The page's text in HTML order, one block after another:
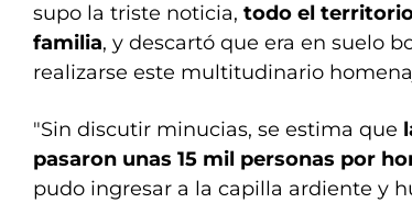
supo la triste noticia, todo el
familia, y descartó que era en suelo
realizarse este multitudinario
"Sin discutir minucias, se estima que
pasaron unas 15 mil personas por
pudo ingresar a la capilla ardiente y